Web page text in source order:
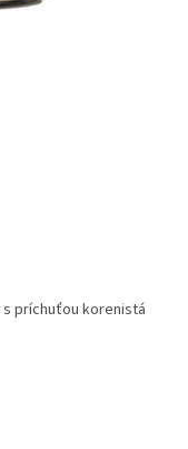
s príchuťou korenistá